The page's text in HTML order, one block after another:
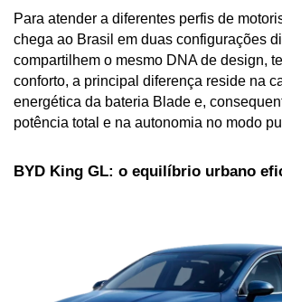
Para atender a diferentes perfis de
chega ao Brasil em duas configurações
compartilhem o mesmo DNA de design,
conforto, a principal diferença reside na
energética da bateria Blade e,
potência total e na autonomia no modo
BYD King GL: o equilíbrio urbano